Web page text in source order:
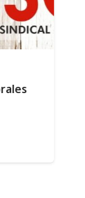
Mañana
permiso